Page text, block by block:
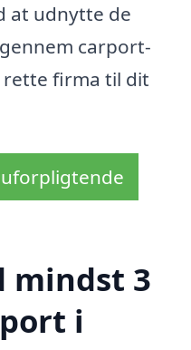
at udnytte de
carport-
firma til dit
mindst 3
i